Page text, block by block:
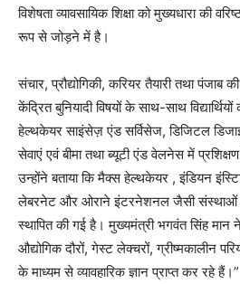
विशेषता व्यावसायिक शिक्षा को मुख्यधारा की
रूप से जोड़ने में है।
संचार, प्रौद्योगिकी, करियर तैयारी तथा पंजाब
केंद्रित बुनियादी विषयों के साथ-साथ
हेल्थकेयर साइंसेज़ एंड सर्विसेज, डिजिटल
सेवाएं एवं बीमा तथा ब्यूटी एंड वेलनेस में प्रशिक्षण
उन्होंने बताया कि मैक्स हेल्थकेयर , इंडियन
लेबरनेट और ओराने इंटरनेशनल जैसी संस्थाओं
स्थापित की गई है। मुख्यमंत्री भगवंत सिंह मान ने
औद्योगिक दौरों, गेस्ट लेक्चरों, ग्रीष्मकालीन
के माध्यम से व्यावहारिक ज्ञान प्राप्त कर रहे हैं।”